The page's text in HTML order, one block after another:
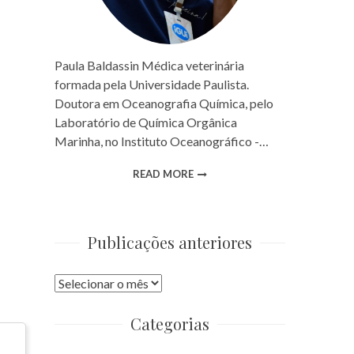
Paula Baldassin Médica veterinária
formada pela Universidade Paulista.
Doutora em Oceanografia Química, pelo
Laboratório de Química Orgânica
Marinha, no Instituto Oceanográfico -…
READ MORE
Publicações anteriores
Publicações
Categorias